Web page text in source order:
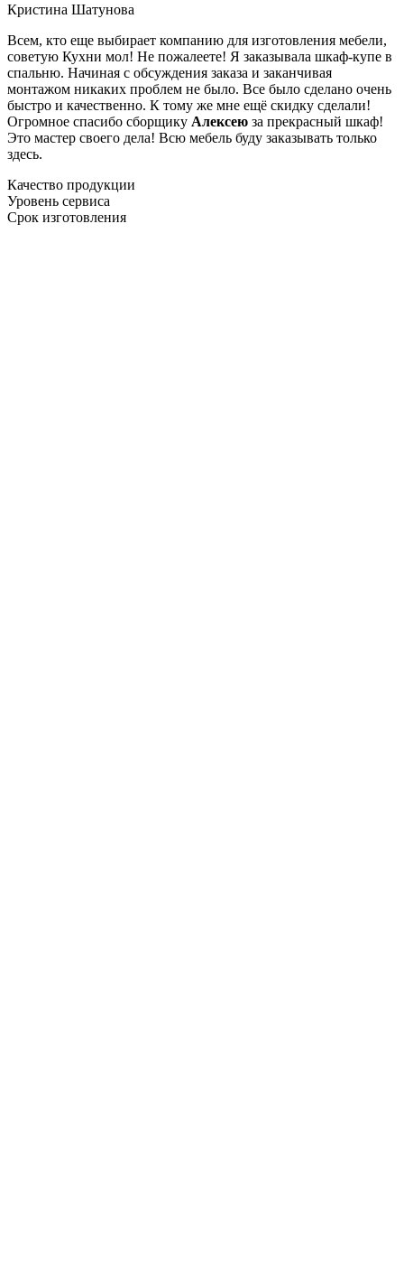
Кристина Шатунова
Всем, кто еще выбирает компанию для изготовления мебели,
советую Кухни мол! Не пожалеете! Я заказывала шкаф-купе в
спальню. Начиная с обсуждения заказа и заканчивая
монтажом никаких проблем не было. Все было сделано очень
быстро и качественно. К тому же мне ещё скидку сделали!
Огромное спасибо сборщику Алексею за прекрасный шкаф!
Это мастер своего дела! Всю мебель буду заказывать только
здесь.
Качество продукции
Уровень сервиса
Срок изготовления